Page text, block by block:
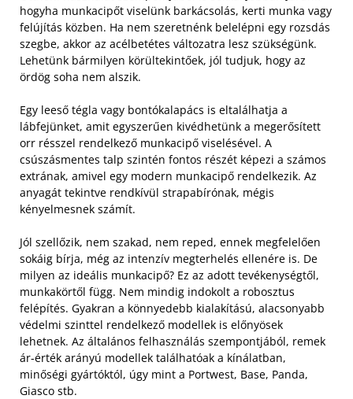
hogyha munkacipőt viselünk barkácsolás, kerti munka vagy
felújítás közben. Ha nem szeretnénk belelépni egy rozsdás
szegbe, akkor az acélbetétes változatra lesz szükségünk.
Lehetünk bármilyen körültekintőek, jól tudjuk, hogy az
ördög soha nem alszik.
Egy leeső tégla vagy bontókalapács is eltalálhatja a
lábfejünket, amit egyszerűen kivédhetünk a megerősített
orr résszel rendelkező munkacipő viselésével. A
csúszásmentes talp szintén fontos részét képezi a számos
extrának, amivel egy modern munkacipő rendelkezik. Az
anyagát tekintve rendkívül strapabírónak, mégis
kényelmesnek számít.
Jól szellőzik, nem szakad, nem reped, ennek megfelelően
sokáig bírja, még az intenzív megterhelés ellenére is. De
milyen az ideális munkacipő? Ez az adott tevékenységtől,
munkakörtől függ. Nem mindig indokolt a robosztus
felépítés. Gyakran a könnyedebb kialakítású, alacsonyabb
védelmi szinttel rendelkező modellek is előnyösek
lehetnek. Az általános felhasználás szempontjából, remek
ár-érték arányú modellek találhatóak a kínálatban,
minőségi gyártóktól, úgy mint a Portwest, Base, Panda,
Giasco stb.